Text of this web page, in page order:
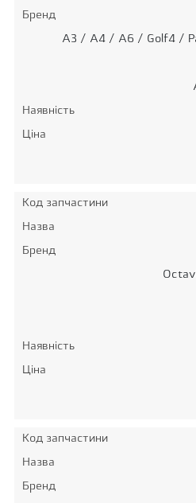
Бренд
A3 / A4 / A6 / Golf4 /
Наявність
Ціна
Код запчастини
Назва
Бренд
Наявність
Ціна
Код запчастини
Назва
Бренд